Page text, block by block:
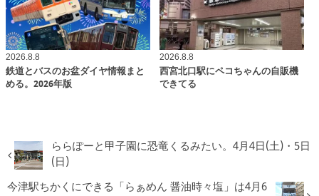
2026.8.8
鉄道とバスのお盆ダイヤ情報まと
める。2026年版
2026.8.8
西宮北口駅にペコちゃんの自販機
できてる
ららぽーと甲子園に恐竜くるみたい。4月4日(土)・5日
(日)
今津駅ちかくにできる「らぁめん 醤油時々塩」は4月6